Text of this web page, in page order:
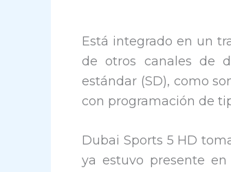
Está integrado en un
de otros canales de
estándar (SD), como
con programación de
Dubai Sports 5 HD
ya estuvo presente